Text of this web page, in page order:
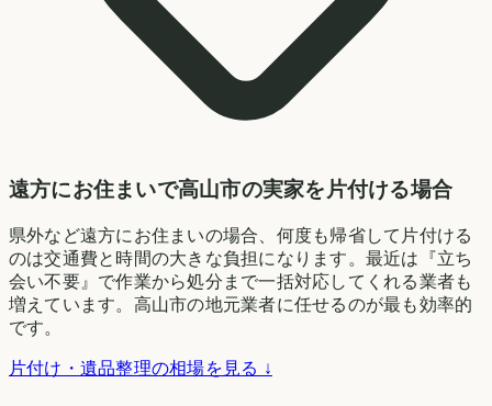
遠方にお住まいで高山市の実家を片付ける場合
県外など遠方にお住まいの場合、何度も帰省して片付ける
のは交通費と時間の大きな負担になります。最近は『立ち
会い不要』で作業から処分まで一括対応してくれる業者も
増えています。高山市の地元業者に任せるのが最も効率的
です。
片付け・遺品整理の相場を見る ↓